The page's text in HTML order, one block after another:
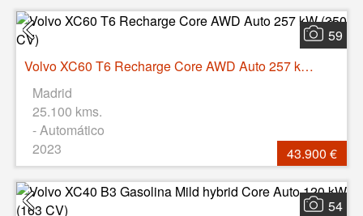
59
Volvo XC60 T6 Recharge Core AWD Auto 257 kW (350 CV)
Madrid
25.100 kms.
- Automático
2023
43.900 €
54